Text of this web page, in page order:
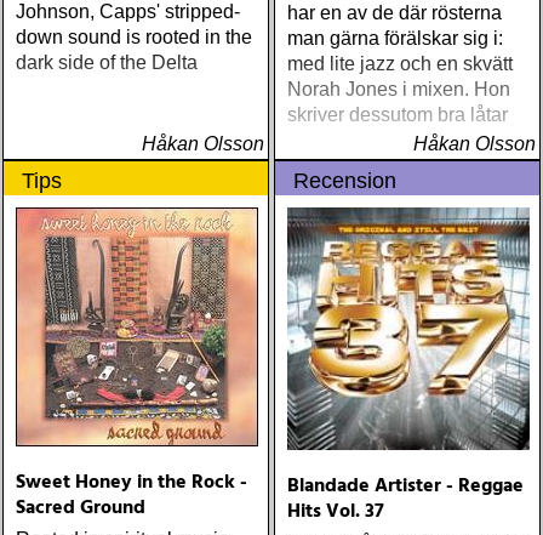
Johnson, Capps' stripped-
down sound is rooted in the
dark side of the Delta
Håkan Olsson
har en av de där rösterna
man gärna förälskar sig i:
med lite jazz och en skvätt
Norah Jones i mixen. Hon
skriver dessutom bra låtar
Håkan Olsson
Tips
Sweet Honey in the Rock -
Sacred Ground
Recension
Blandade Artister - Reggae
Hits Vol. 37